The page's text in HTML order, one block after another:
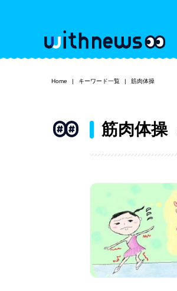
Home キーワード一覧 筋肉体操
筋肉体操